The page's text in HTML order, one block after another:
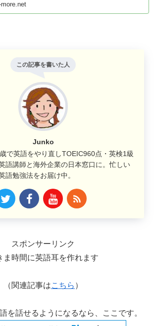
この記事を書いた人
Junko
で英語をやり直しTOEIC960点・英検1級
語講師と海外企業の日本窓口に。忙しい
語勉強法をお届け中。
スポンサーリンク
ま時間に英語耳を作れます
（関連記事はこちら ）
を話せるようになるなら、ここです。